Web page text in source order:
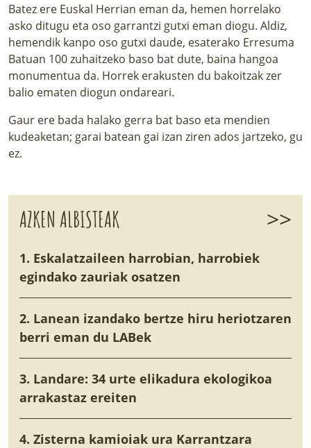
Batez ere Euskal Herrian eman da, hemen horrelako
asko ditugu eta oso garrantzi gutxi eman diogu. Aldiz,
hemendik kanpo oso gutxi daude, esaterako Erresuma
Batuan 100 zuhaitzeko baso bat dute, baina hangoa
monumentua da. Horrek erakusten du bakoitzak zer
balio ematen diogun ondareari.
Gaur ere bada halako gerra bat baso eta mendien
kudeaketan; garai batean gai izan ziren ados jartzeko, gu
ez.
AZKEN ALBISTEAK >>
1. Eskalatzaileen harrobian, harrobiek
egindako zauriak osatzen
2. Lanean izandako bertze hiru heriotzaren
berri eman du LABek
3. Landare: 34 urte elikadura ekologikoa
arrakastaz ereiten
4. Zisterna kamioiak ura Karrantzara